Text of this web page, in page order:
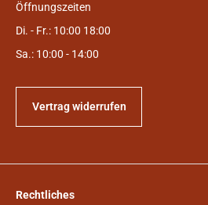
Öffnungszeiten
Di. - Fr.: 10:00 18:00
Sa.: 10:00 - 14:00
Vertrag widerrufen
Rechtliches